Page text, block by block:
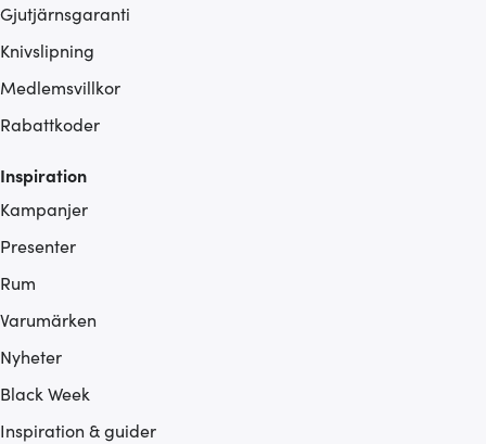
Gjutjärnsgaranti
Knivslipning
Medlemsvillkor
Rabattkoder
Inspiration
Kampanjer
Presenter
Rum
Varumärken
Nyheter
Black Week
Inspiration & guider